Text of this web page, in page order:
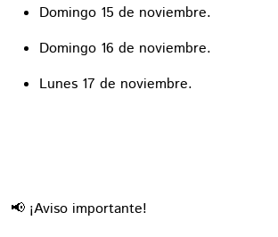
Domingo 15 de noviembre.
Domingo 16 de noviembre.
Lunes 17 de noviembre.
📢 ¡Aviso importante!